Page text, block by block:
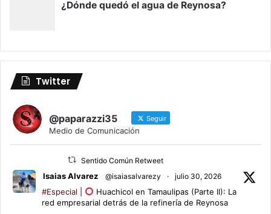
Twitter
@paparazzi35 Seguir
Medio de Comunicación
Sentido Común Retweet
Isaias Alvarez @isaiasalvarezy · julio 30, 2026
#Especial
Huachicol en Tamaulipas (Parte II): La
red empresarial detrás de la refinería de Reynosa